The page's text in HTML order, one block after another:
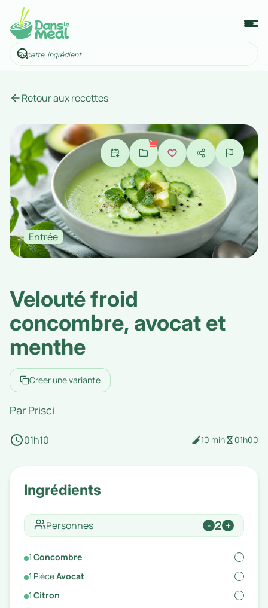
Retour aux recettes
Entrée
Velouté froid
concombre, avocat et
menthe
Créer une variante
Par Prisci
01h10 10 min 01h00
Ingrédients
Personnes - 2 +
1 Concombre
1 PièceAvocat
1 Citron